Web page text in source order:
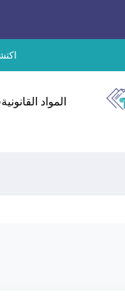
المواد القانونية